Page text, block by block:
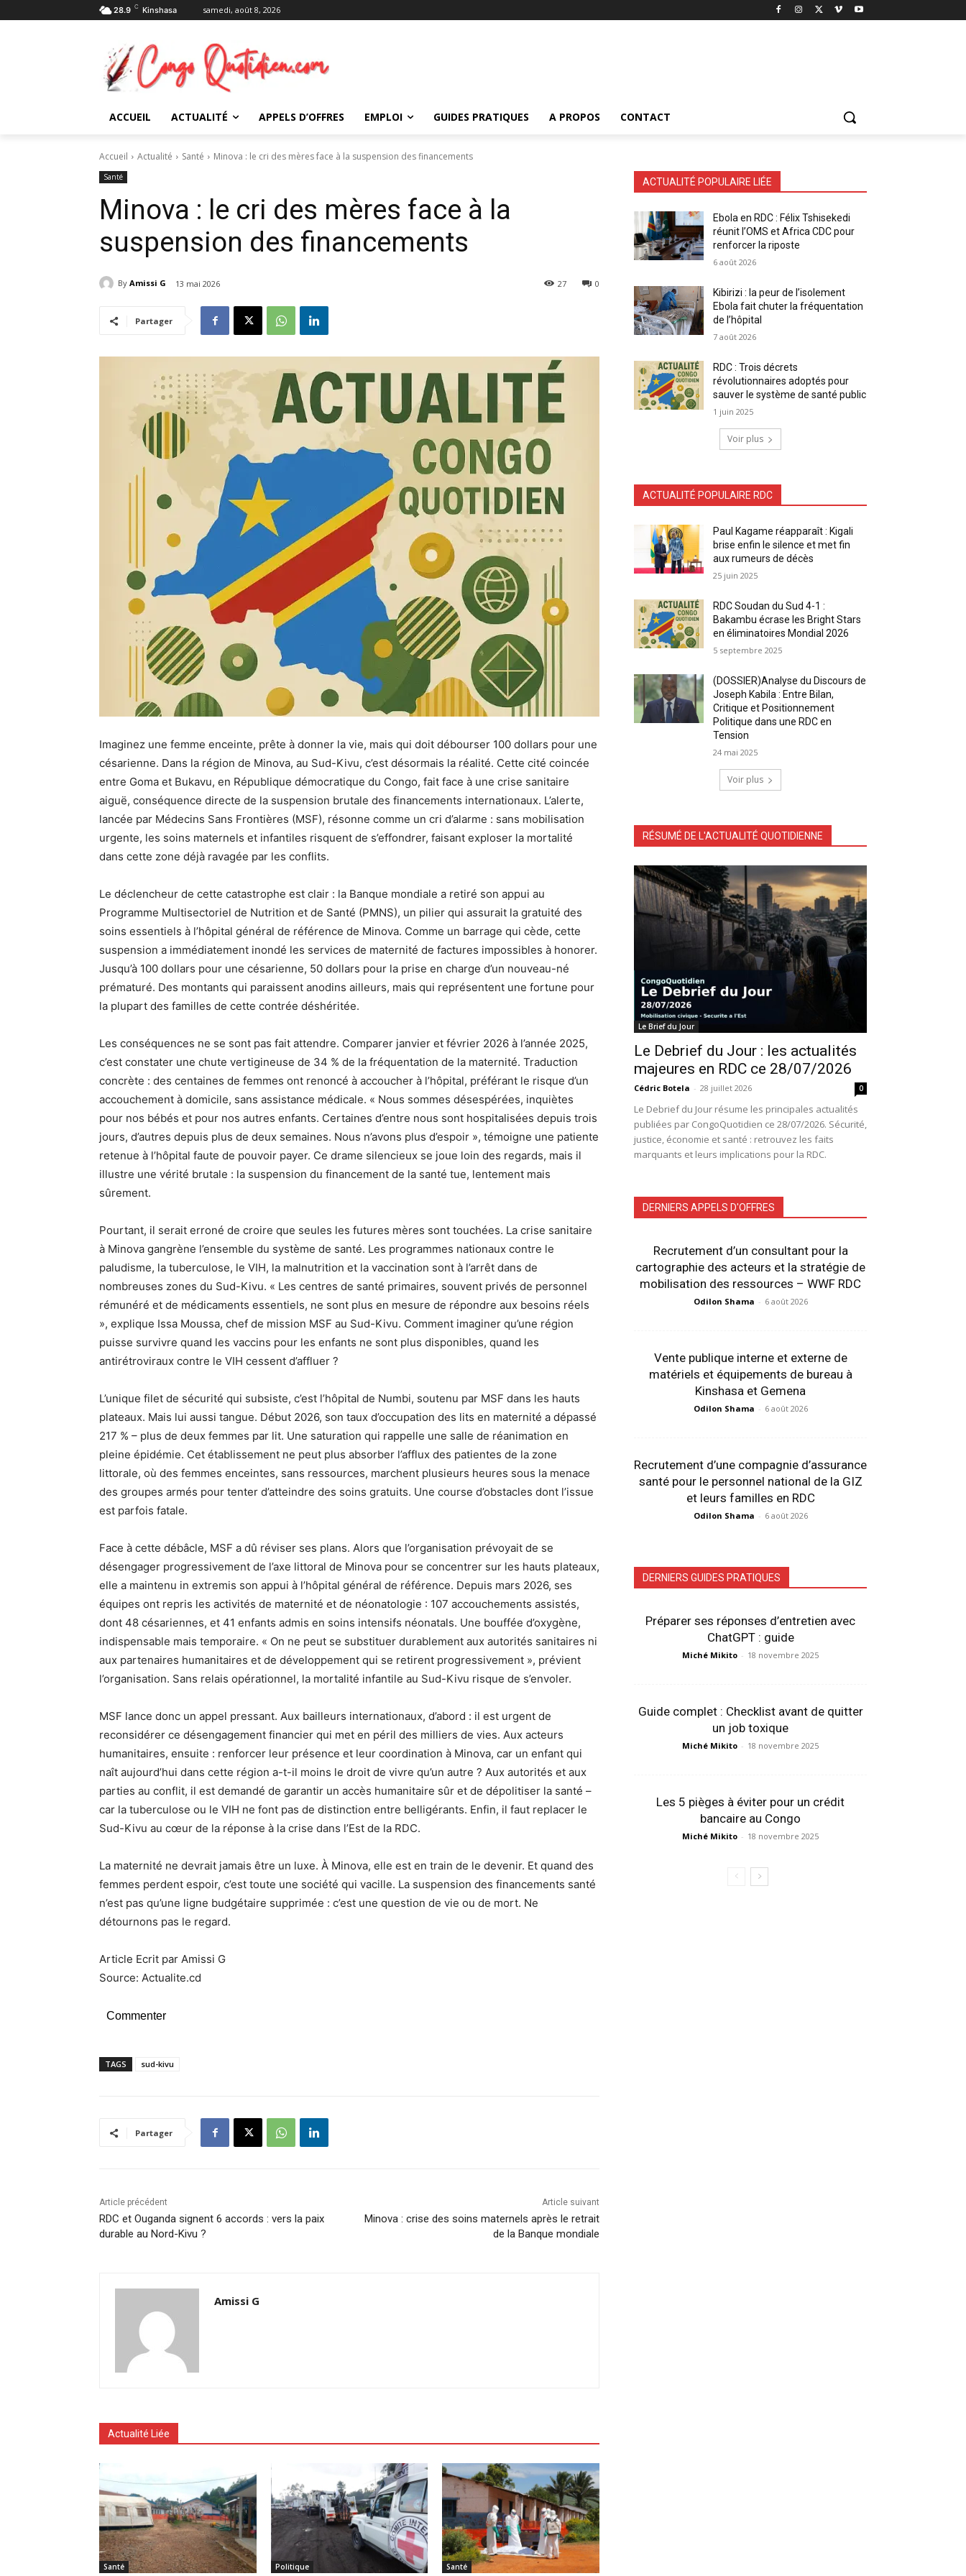
28.9 C Kinshasa samedi, août 8, 2026
ACCUEIL ACTUALITÉ APPELS D’OFFRES EMPLOI GUIDES PRATIQUES A PROPOS CONTACT
Accueil Actualité Santé Minova : le cri des mères face à la suspension des financements
Santé
Minova : le cri des mères face à la
suspension des financements
By Amissi G 13 mai 2026 0
27
Partager
Imaginez une femme enceinte, prête à donner la vie, mais qui doit débourser 100 dollars pour une
césarienne. Dans la région de Minova, au Sud-Kivu, c’est désormais la réalité. Cette cité coincée
entre Goma et Bukavu, en République démocratique du Congo, fait face à une crise sanitaire
aiguë, conséquence directe de la suspension brutale des financements internationaux. L’alerte,
lancée par Médecins Sans Frontières (MSF), résonne comme un cri d’alarme : sans mobilisation
urgente, les soins maternels et infantiles risquent de s’effondrer, faisant exploser la mortalité
dans cette zone déjà ravagée par les conflits.
Le déclencheur de cette catastrophe est clair : la Banque mondiale a retiré son appui au
Programme Multisectoriel de Nutrition et de Santé (PMNS), un pilier qui assurait la gratuité des
soins essentiels à l’hôpital général de référence de Minova. Comme un barrage qui cède, cette
suspension a immédiatement inondé les services de maternité de factures impossibles à honorer.
Jusqu’à 100 dollars pour une césarienne, 50 dollars pour la prise en charge d’un nouveau-né
prématuré. Des montants qui paraissent anodins ailleurs, mais qui représentent une fortune pour
la plupart des familles de cette contrée déshéritée.
Les conséquences ne se sont pas fait attendre. Comparer janvier et février 2026 à l’année 2025,
c’est constater une chute vertigineuse de 34 % de la fréquentation de la maternité. Traduction
concrète : des centaines de femmes ont renoncé à accoucher à l’hôpital, préférant le risque d’un
accouchement à domicile, sans assistance médicale. « Nous sommes désespérées, inquiètes
pour nos bébés et pour nos autres enfants. Certaines d’entre nous sont hospitalisées depuis trois
jours, d’autres depuis plus de deux semaines. Nous n’avons plus d’espoir », témoigne une patiente
retenue à l’hôpital faute de pouvoir payer. Ce drame silencieux se joue loin des regards, mais il
illustre une vérité brutale : la suspension du financement de la santé tue, lentement mais
sûrement.
Pourtant, il serait erroné de croire que seules les futures mères sont touchées. La crise sanitaire
à Minova gangrène l’ensemble du système de santé. Les programmes nationaux contre le
paludisme, la tuberculose, le VIH, la malnutrition et la vaccination sont à l’arrêt dans de
nombreuses zones du Sud-Kivu. « Les centres de santé primaires, souvent privés de personnel
rémunéré et de médicaments essentiels, ne sont plus en mesure de répondre aux besoins réels
», explique Issa Moussa, chef de mission MSF au Sud-Kivu. Comment imaginer qu’une région
puisse survivre quand les vaccins pour les enfants ne sont plus disponibles, quand les
antirétroviraux contre le VIH cessent d’affluer ?
L’unique filet de sécurité qui subsiste, c’est l’hôpital de Numbi, soutenu par MSF dans les hauts
plateaux. Mais lui aussi tangue. Début 2026, son taux d’occupation des lits en maternité a dépassé
217 % – plus de deux femmes par lit. Une saturation qui rappelle une salle de réanimation en
pleine épidémie. Cet établissement ne peut plus absorber l’afflux des patientes de la zone
littorale, où des femmes enceintes, sans ressources, marchent plusieurs heures sous la menace
des groupes armés pour tenter d’atteindre des soins gratuits. Une course d’obstacles dont l’issue
est parfois fatale.
Face à cette débâcle, MSF a dû réviser ses plans. Alors que l’organisation prévoyait de se
désengager progressivement de l’axe littoral de Minova pour se concentrer sur les hauts plateaux,
elle a maintenu in extremis son appui à l’hôpital général de référence. Depuis mars 2026, ses
équipes ont repris les activités de maternité et de néonatologie : 107 accouchements assistés,
dont 48 césariennes, et 41 enfants admis en soins intensifs néonatals. Une bouffée d’oxygène,
indispensable mais temporaire. « On ne peut se substituer durablement aux autorités sanitaires ni
aux partenaires humanitaires et de développement qui se retirent progressivement », prévient
l’organisation. Sans relais opérationnel, la mortalité infantile au Sud-Kivu risque de s’envoler.
MSF lance donc un appel pressant. Aux bailleurs internationaux, d’abord : il est urgent de
reconsidérer ce désengagement financier qui met en péril des milliers de vies. Aux acteurs
humanitaires, ensuite : renforcer leur présence et leur coordination à Minova, car un enfant qui
naît aujourd’hui dans cette région a-t-il moins le droit de vivre qu’un autre ? Aux autorités et aux
parties au conflit, il est demandé de garantir un accès humanitaire sûr et de dépolitiser la santé –
car la tuberculose ou le VIH ne font pas de distinction entre belligérants. Enfin, il faut replacer le
Sud-Kivu au cœur de la réponse à la crise dans l’Est de la RDC.
La maternité ne devrait jamais être un luxe. À Minova, elle est en train de le devenir. Et quand des
femmes perdent espoir, c’est toute une société qui vacille. La suspension des financements santé
n’est pas qu’une ligne budgétaire supprimée : c’est une question de vie ou de mort. Ne
détournons pas le regard.
Article Ecrit par Amissi G
Source: Actualite.cd
Commenter
TAGS sud-kivu
Partager
Article précédent
RDC et Ouganda signent 6 accords : vers la paix
durable au Nord-Kivu ?
Article suivant
Minova : crise des soins maternels après le retrait
de la Banque mondiale
Amissi G
Actualité Liée
Santé Politique Santé
ACTUALITÉ POPULAIRE LIÉE
Ebola en RDC : Félix Tshisekedi
réunit l’OMS et Africa CDC pour
renforcer la riposte
6 août 2026
Kibirizi : la peur de l’isolement
Ebola fait chuter la fréquentation
de l’hôpital
7 août 2026
RDC : Trois décrets
révolutionnaires adoptés pour
sauver le système de santé public
1 juin 2025
Voir plus
ACTUALITÉ POPULAIRE RDC
Paul Kagame réapparaît : Kigali
brise enfin le silence et met fin
aux rumeurs de décès
25 juin 2025
RDC Soudan du Sud 4-1 :
Bakambu écrase les Bright Stars
en éliminatoires Mondial 2026
5 septembre 2025
(DOSSIER)Analyse du Discours de
Joseph Kabila : Entre Bilan,
Critique et Positionnement
Politique dans une RDC en
Tension
24 mai 2025
Voir plus
RÉSUMÉ DE L'ACTUALITÉ QUOTIDIENNE
Le Brief du Jour
Le Debrief du Jour : les actualités
majeures en RDC ce 28/07/2026
Cédric Botela - 28 juillet 2026 0
Le Debrief du Jour résume les principales actualités
publiées par CongoQuotidien ce 28/07/2026. Sécurité,
justice, économie et santé : retrouvez les faits
marquants et leurs implications pour la RDC.
DERNIERS APPELS D'OFFRES
Recrutement d’un consultant pour la
cartographie des acteurs et la stratégie de
mobilisation des ressources – WWF RDC
Odilon Shama - 6 août 2026
Vente publique interne et externe de
matériels et équipements de bureau à
Kinshasa et Gemena
Odilon Shama - 6 août 2026
Recrutement d’une compagnie d’assurance
santé pour le personnel national de la GIZ
et leurs familles en RDC
Odilon Shama - 6 août 2026
DERNIERS GUIDES PRATIQUES
Préparer ses réponses d’entretien avec
ChatGPT : guide
Miché Mikito - 18 novembre 2025
Guide complet : Checklist avant de quitter
un job toxique
Miché Mikito - 18 novembre 2025
Les 5 pièges à éviter pour un crédit
bancaire au Congo
Miché Mikito - 18 novembre 2025